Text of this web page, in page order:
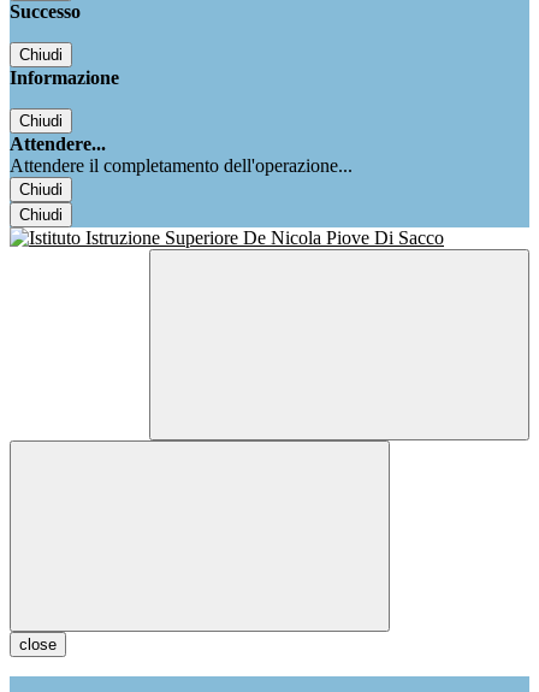
Successo
Chiudi
Informazione
Chiudi
Attendere...
Attendere il completamento dell'operazione...
Chiudi
Chiudi
close